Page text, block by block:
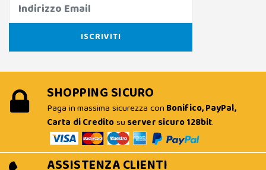
SHOPPING SICURO
Paga in massima sicurezza con Bonifico, PayPal,
Carta di Creditosu server sicuro 128bit.
ASSISTENZA CLIENTI